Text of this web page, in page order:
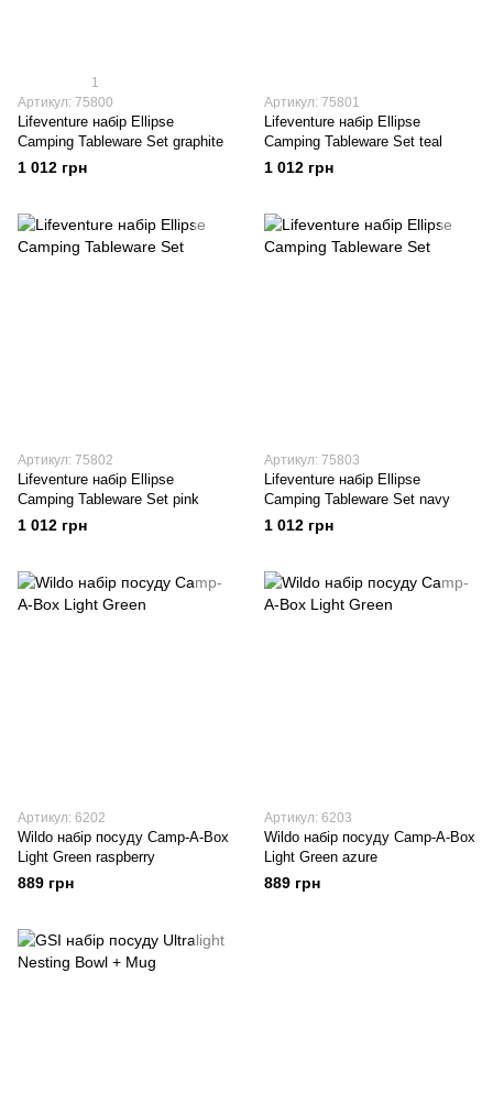
1
Артикул: 75800
Lifeventure набір Ellipse
Camping Tableware Set graphite
1 012 грн
Артикул: 75801
Lifeventure набір Ellipse
Camping Tableware Set teal
1 012 грн
Артикул: 75802
Lifeventure набір Ellipse
Camping Tableware Set pink
1 012 грн
Артикул: 75803
Lifeventure набір Ellipse
Camping Tableware Set navy
1 012 грн
Артикул: 6202
Wildo набір посуду Camp-A-Box
Light Green raspberry
889 грн
Артикул: 6203
Wildo набір посуду Camp-A-Box
Light Green azure
889 грн